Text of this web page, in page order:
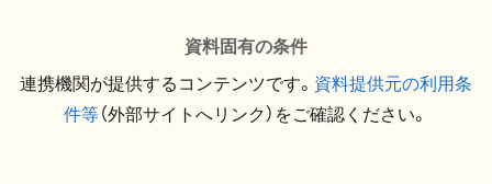
資料固有の条件
連携機関が提供するコンテンツです。 資料提供元の利用条
件等（外部サイトへリンク）をご確認ください。